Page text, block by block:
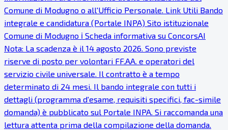
Comune di Modugno o all'Ufficio Personale. Link Utili Bando
integrale e candidatura (Portale INPA) Sito istituzionale
Comune di Modugno ℹ Scheda informativa su ConcorsAI
Nota: La scadenza è il 14 agosto 2026. Sono previste
riserve di posto per volontari FF.AA. e operatori del
servizio civile universale. Il contratto è a tempo
determinato di 24 mesi. Il bando integrale con tutti i
dettagli (programma d'esame, requisiti specifici, fac-simile
domanda) è pubblicato sul Portale INPA. Si raccomanda una
lettura attenta prima della compilazione della domanda.